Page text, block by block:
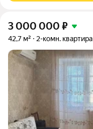
3 000 000 ₽
42,7 м² 2-комн. квартира